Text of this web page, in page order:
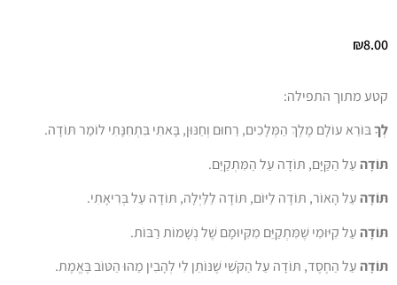
₪8.00
קטע מתוך התפילה:
לְךָבּוֹרֵא עוֹלָם מֶלֶךְ הַמְּלָכִים, רַחוּם וְחַנּוּן, בָּאתִי בִּתְחִנָּתִי לוֹמַר תּוֹדָה.
תּוֹדָהעַל הַקַּיָּם, תּוֹדָה עַל הַמִּתְקַיֵּם.
תּוֹדָהעַל הָאוֹר, תּוֹדָה לַיּוֹם, תּוֹדָה לַלַּיְלָה, תּוֹדָה עַל בְּרִיאָתִי.
תּוֹדָהעַל קִיּוּמִי שֶׁמִּתְקַיֵּם מִקִּיוּמָם שֶׁל נְשָׁמוֹת רַבּוֹת.
תּוֹדָהעַל הַחֶסֶד, תּוֹדָה עַל הַקֹּשִׁי שֶׁנּוֹתֵן לִי לְהָבִין מַהוּ הַטּוֹב בֶּאֱמֶת.